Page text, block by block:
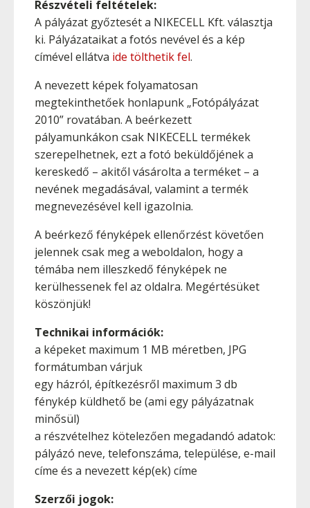
Részvételi feltételek:
A pályázat győztesét a NIKECELL Kft. választja
ki. Pályázataikat a fotós nevével és a kép
címével ellátva ide tölthetik fel.
A nevezett képek folyamatosan
megtekinthetőek honlapunk „Fotópályázat
2010” rovatában. A beérkezett
pályamunkákon csak NIKECELL termékek
szerepelhetnek, ezt a fotó beküldőjének a
kereskedő – akitől vásárolta a terméket – a
nevének megadásával, valamint a termék
megnevezésével kell igazolnia.
A beérkező fényképek ellenőrzést követően
jelennek csak meg a weboldalon, hogy a
témába nem illeszkedő fényképek ne
kerülhessenek fel az oldalra. Megértésüket
köszönjük!
Technikai információk:
a képeket maximum 1 MB méretben, JPG
formátumban várjuk
egy házról, építkezésről maximum 3 db
fénykép küldhető be (ami egy pályázatnak
minősül)
a részvételhez kötelezően megadandó adatok:
pályázó neve, telefonszáma, települése, e-mail
címe és a nevezett kép(ek) címe
Szerzői jogok: